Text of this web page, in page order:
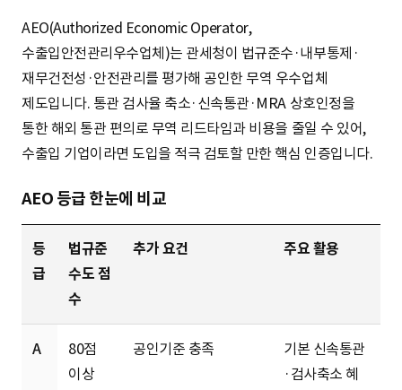
AEO(Authorized Economic Operator,
수출입안전관리우수업체)는 관세청이 법규준수·내부통제·
재무건전성·안전관리를 평가해 공인한 무역 우수업체
제도입니다. 통관 검사율 축소·신속통관·MRA 상호인정을
통한 해외 통관 편의로 무역 리드타임과 비용을 줄일 수 있어,
수출입 기업이라면 도입을 적극 검토할 만한 핵심 인증입니다.
AEO 등급 한눈에 비교
등
급
법규준
수도 점
수
추가 요건 주요 활용
A
80점
이상
공인기준 충족
기본 신속통관
·검사축소 혜